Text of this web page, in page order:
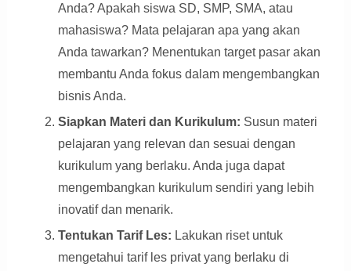
Anda? Apakah siswa SD, SMP, SMA, atau
mahasiswa? Mata pelajaran apa yang akan
Anda tawarkan? Menentukan target pasar akan
membantu Anda fokus dalam mengembangkan
bisnis Anda.
Siapkan Materi dan Kurikulum: Susun materi
pelajaran yang relevan dan sesuai dengan
kurikulum yang berlaku. Anda juga dapat
mengembangkan kurikulum sendiri yang lebih
inovatif dan menarik.
Tentukan Tarif Les: Lakukan riset untuk
mengetahui tarif les privat yang berlaku di